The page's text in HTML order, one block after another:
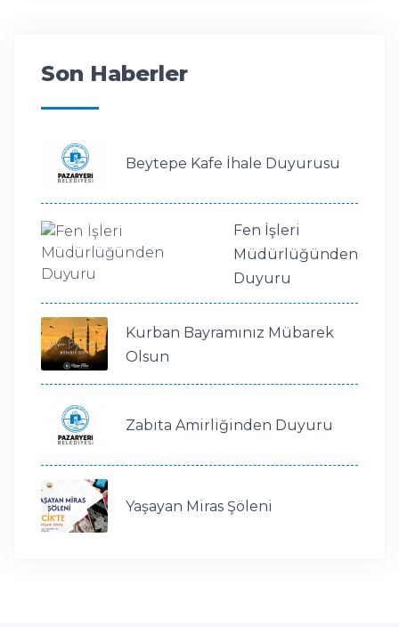
Son Haberler
Beytepe Kafe İhale Duyurusu
Fen İşleri
Müdürlüğünden
Duyuru
Kurban Bayramınız Mübarek
Olsun
Zabıta Amirliğinden Duyuru
Yaşayan Miras Şöleni